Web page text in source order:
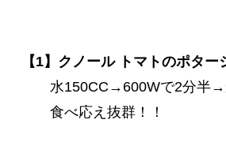
【1】クノール トマトのポタ
水150CC→600Wで2分半→